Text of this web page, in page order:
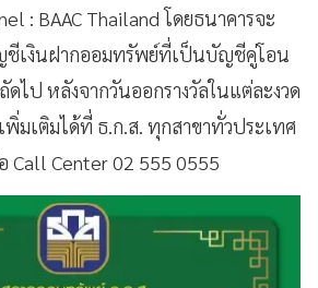
: BAAC Thailand โดยธนาคารจะ
ชีเงินฝากออมทรัพย์ที่เป็นบัญชีคู่โอน
ไป หลังจากวันออกรางวัลในแต่ละงวด
พิ่มเติมได้ที่ ธ.ก.ส. ทุกสาขาทั่วประเทศ
Call Center 02 555 0555